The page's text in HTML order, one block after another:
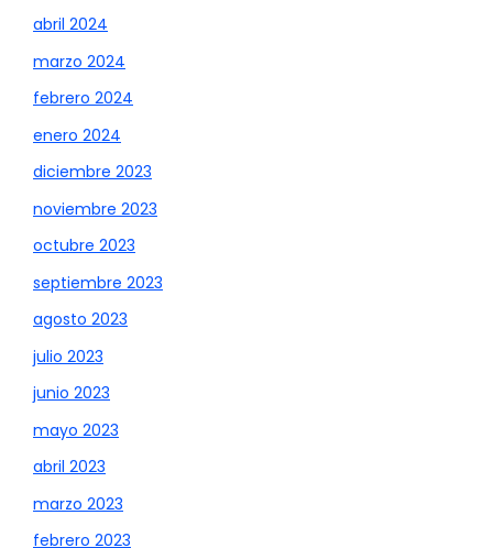
abril 2024
marzo 2024
febrero 2024
enero 2024
diciembre 2023
noviembre 2023
octubre 2023
septiembre 2023
agosto 2023
julio 2023
junio 2023
mayo 2023
abril 2023
marzo 2023
febrero 2023